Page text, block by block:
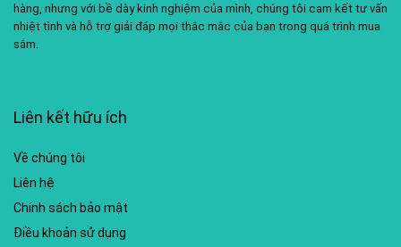
hàng, nhưng với bề dày kinh nghiệm của mình, chúng tôi cam kết tư vấn
nhiệt tình và hỗ trợ giải đáp mọi thắc mắc của bạn trong quá trình mua
sắm.
Liên kết hữu ích
Về chúng tôi
Liên hệ
Chính sách bảo mật
Điều khoản sử dụng